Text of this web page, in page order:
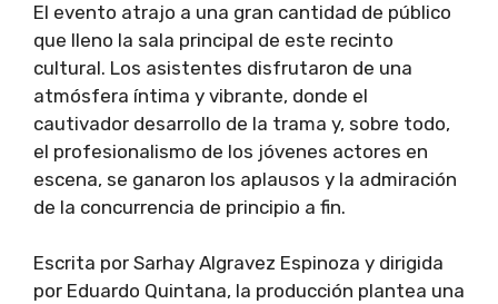
El evento atrajo a una gran cantidad de público
que lleno la sala principal de este recinto
cultural. Los asistentes disfrutaron de una
atmósfera íntima y vibrante, donde el
cautivador desarrollo de la trama y, sobre todo,
el profesionalismo de los jóvenes actores en
escena, se ganaron los aplausos y la admiración
de la concurrencia de principio a fin.
Escrita por Sarhay Algravez Espinoza y dirigida
por Eduardo Quintana, la producción plantea una